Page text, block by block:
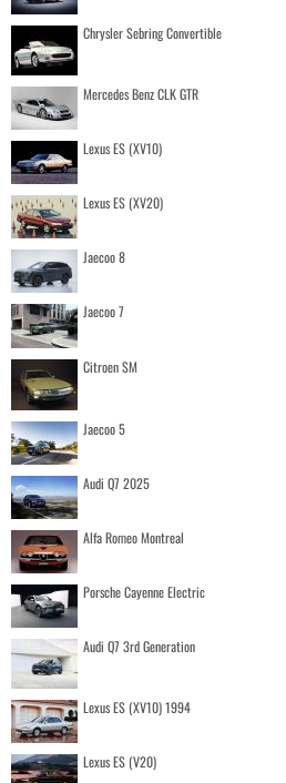
Chrysler Sebring Convertible
Mercedes Benz CLK GTR
Lexus ES (XV10)
Lexus ES (XV20)
Jaecoo 8
Jaecoo 7
Citroen SM
Jaecoo 5
Audi Q7 2025
Alfa Romeo Montreal
Porsche Cayenne Electric
Audi Q7 3rd Generation
Lexus ES (XV10) 1994
Lexus ES (V20)